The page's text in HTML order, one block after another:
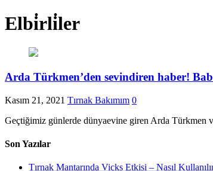
Elbi̇rli̇ler
Arda Türkmen’den sevindiren haber!
Kasım 21, 2021 Tırnak Bakımım 0
Geçtiğimiz günlerde dünyaevine giren Arda
Son Yazılar
Tırnak Mantarında Vicks Etkisi – Nasıl